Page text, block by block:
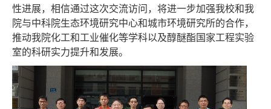
性进展，相信通过这次交流访问，将进一步加强我校和我
院与中科院生态环境研究中心和城市环境研究所的合作，
推动我院化工和工业催化等学科以及醇醚酯国家工程实验
室的科研实力提升和发展。